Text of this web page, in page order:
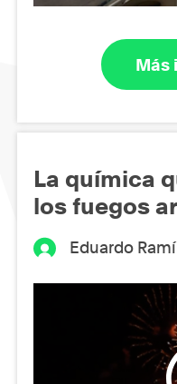
Más
La química
los fuegos
Eduardo